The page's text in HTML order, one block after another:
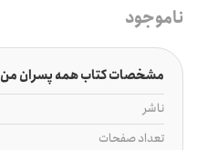
ناموجود
مشخصات کتاب همه پسران من
ناشر
تعداد صفحات